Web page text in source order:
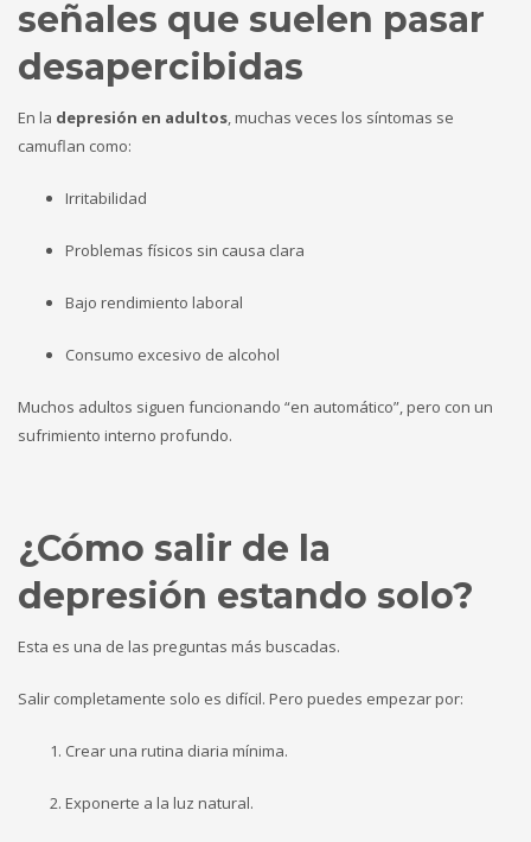
señales que suelen pasar
desapercibidas
En la depresión en adultos, muchas veces los síntomas se
camuflan como:
Irritabilidad
Problemas físicos sin causa clara
Bajo rendimiento laboral
Consumo excesivo de alcohol
Muchos adultos siguen funcionando “en automático”, pero con un
sufrimiento interno profundo.
¿Cómo salir de la
depresión estando solo?
Esta es una de las preguntas más buscadas.
Salir completamente solo es difícil. Pero puedes empezar por:
Crear una rutina diaria mínima.
Exponerte a la luz natural.